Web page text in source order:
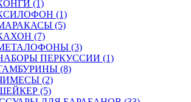
(1)
(1)
(5)
(7)
(3)
ПЕРКУССИИ (1)
(8)
(2)
(5)